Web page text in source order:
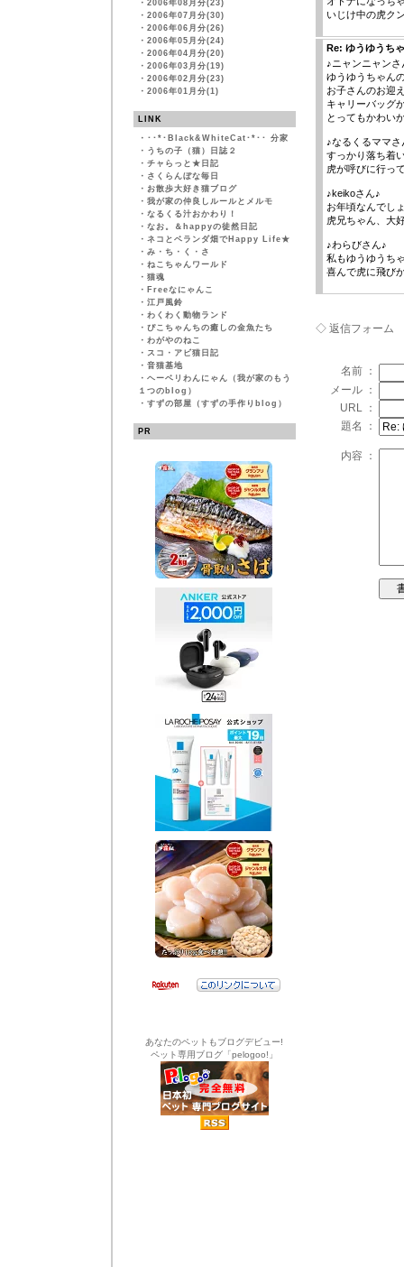
・ 2006年08月分(23)
・ 2006年07月分(30)
・ 2006年06月分(26)
・ 2006年05月分(24)
・ 2006年04月分(20)
・ 2006年03月分(19)
・ 2006年02月分(23)
・ 2006年01月分(1)
LINK
・ ･･*･Black&WhiteCat･*･･ 分家
・ うちの子（猫）日誌２
・ チャらっと★日記
・ さくらんぼな毎日
・ お散歩大好き猫ブログ
・ 我が家の仲良しルールとメルモ
・ なるくる汁おかわり！
・ なお。＆happyの徒然日記
・ ネコとベランダ畑でHappy Life★
・ み・ち・く・さ
・ ねこちゃんワールド
・ 猫魂
・ Freeなにゃんこ
・ 江戸風鈴
・ わくわく動物ランド
・ ぴこちゃんちの癒しの金魚たち
・ わがやのねこ
・ スコ・アビ猫日記
・ 音猫基地
・ ヘーベリわんにゃん（我が家のもう
１つのblog）
・ すずの部屋（すずの手作りblog）
PR
あなたのペットもブログデビュー!
ペット専用ブログ「pelogoo!」
いじけ中の虎ク
Re: ゆうゆうち
♪ニャンニャンさ
ゆうゆうちゃん
お子さんのお迎
キャリーバッグ
とってもかわい
♪なるくるママさ
すっかり落ち着
虎が呼びに行っ
♪keikoさん♪
お年頃なんでし
虎兄ちゃん、大
♪わらびさん♪
私もゆうゆうち
喜んで虎に飛び
◇ 返信フォーム
名前 ：
メール ：
URL ：
題名 ：
内容 ：